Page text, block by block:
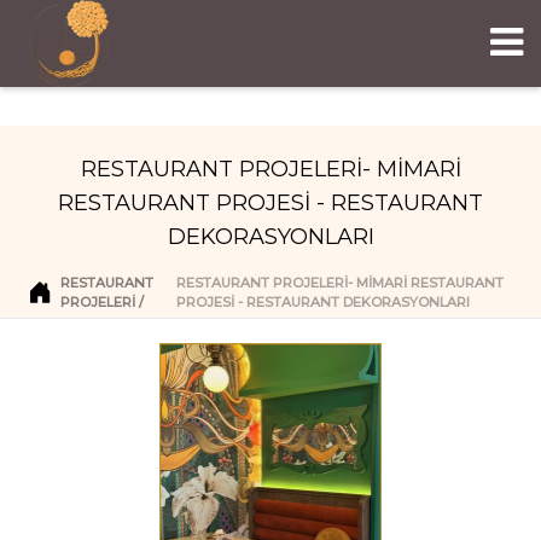
RESTAURANT PROJELERİ- MİMARİ
RESTAURANT PROJESİ - RESTAURANT
DEKORASYONLARI
RESTAURANT
PROJELERI
RESTAURANT PROJELERİ- MİMARİ RESTAURANT
PROJESİ - RESTAURANT DEKORASYONLARI